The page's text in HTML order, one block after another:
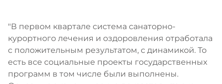
"В первом квартале система санаторно-
курортного лечения и оздоровления отработала
с положительным результатом, с динамикой. То
есть все социальные проекты государственных
программ в том числе были выполнены.